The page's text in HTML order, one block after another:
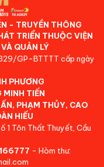
- TRUYỀN THÔNG
TRIỂN THUỘC VIỆN
QUẢN LÝ
GP-BTTTT cấp ngày
PHƯƠNG
MINH TIẾN
PHẠM THỦY, CAO
HIẾU
1 Tôn Thất Thuyết, Cầu
- Hòm thư: